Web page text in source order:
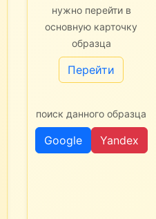
нужно перейти в
основную карточку
образца
Перейти
поиск данного образца
Google Yandex